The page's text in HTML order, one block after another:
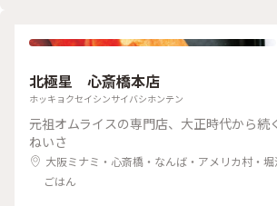
北極星 心斎橋本店
ホッキョクセイシンサイバシホンテン
元祖オムライスの専門店、大正時代から続
ねいさ
大阪ミナミ・心斎橋・なんば・アメリカ村・堀
ごはん